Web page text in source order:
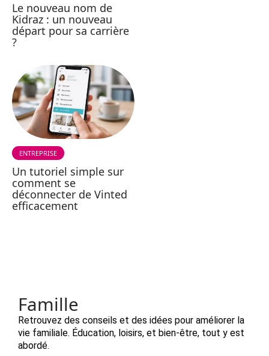
Le nouveau nom de
Kidraz : un nouveau
départ pour sa carrière
?
ENTREPRISE
Un tutoriel simple sur
comment se
déconnecter de Vinted
efficacement
Famille
Retrouvez des conseils et des idées pour améliorer la
vie familiale. Éducation, loisirs, et bien-être, tout y est
abordé.